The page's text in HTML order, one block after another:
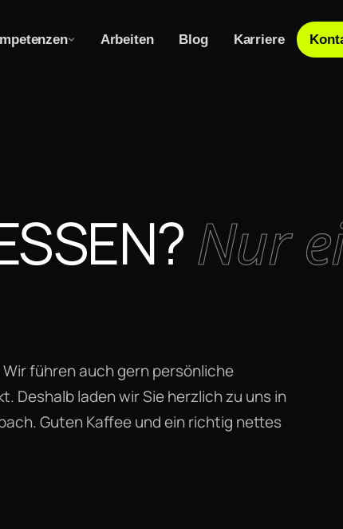
Arbeiten Blog Karriere
Nur
führen auch gern persönliche
Deshalb laden wir Sie herzlich zu uns in
Guten Kaffee und ein richtig nettes